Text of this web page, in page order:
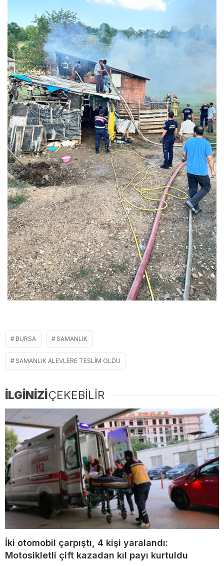
BURSA SAMANLIK
SAMANLIK ALEVLERE TESLIM OLDU
İLGİNİZİÇEKEBİLİR
İki otomobil çarpıştı, 4 kişi yaralandı:
Motosikletli çift kazadan kıl payı kurtuldu